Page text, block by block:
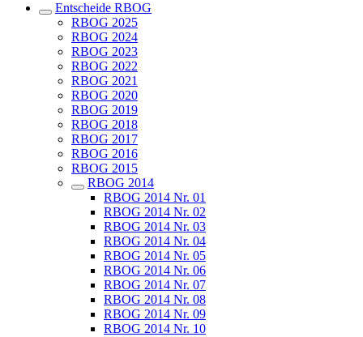
Entscheide RBOG
RBOG 2025
RBOG 2024
RBOG 2023
RBOG 2022
RBOG 2021
RBOG 2020
RBOG 2019
RBOG 2018
RBOG 2017
RBOG 2016
RBOG 2015
RBOG 2014
RBOG 2014 Nr. 01
RBOG 2014 Nr. 02
RBOG 2014 Nr. 03
RBOG 2014 Nr. 04
RBOG 2014 Nr. 05
RBOG 2014 Nr. 06
RBOG 2014 Nr. 07
RBOG 2014 Nr. 08
RBOG 2014 Nr. 09
RBOG 2014 Nr. 10